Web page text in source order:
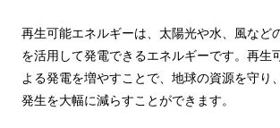
再生可能エネルギーは、太陽光や水、風など
を活用して発電できるエネルギーです。再生
よる発電を増やすことで、地球の資源を守り
発生を大幅に減らすことができます。